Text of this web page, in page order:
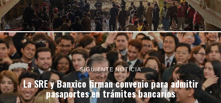
SIGUIENTE NOTICIA
La SRE y Banxico firman convenio para admitir
pasaportes en trámites bancarios